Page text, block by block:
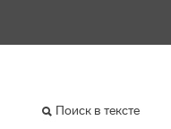
Поиск в тексте